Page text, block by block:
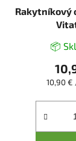
Rakytníkový
📦
10,90 €